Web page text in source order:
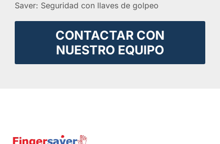
Saver: Seguridad con llaves de golpeo
CONTACTAR CON
NUESTRO EQUIPO